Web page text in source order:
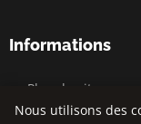
Informations
Plan du site
Nous utilisons des